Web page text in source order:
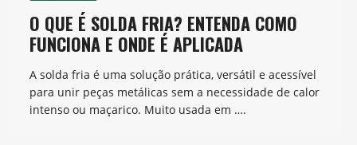
O QUE É SOLDA FRIA? ENTENDA COMO
FUNCIONA E ONDE É APLICADA
A solda fria é uma solução prática, versátil e acessível
para unir peças metálicas sem a necessidade de calor
intenso ou maçarico. Muito usada em ….